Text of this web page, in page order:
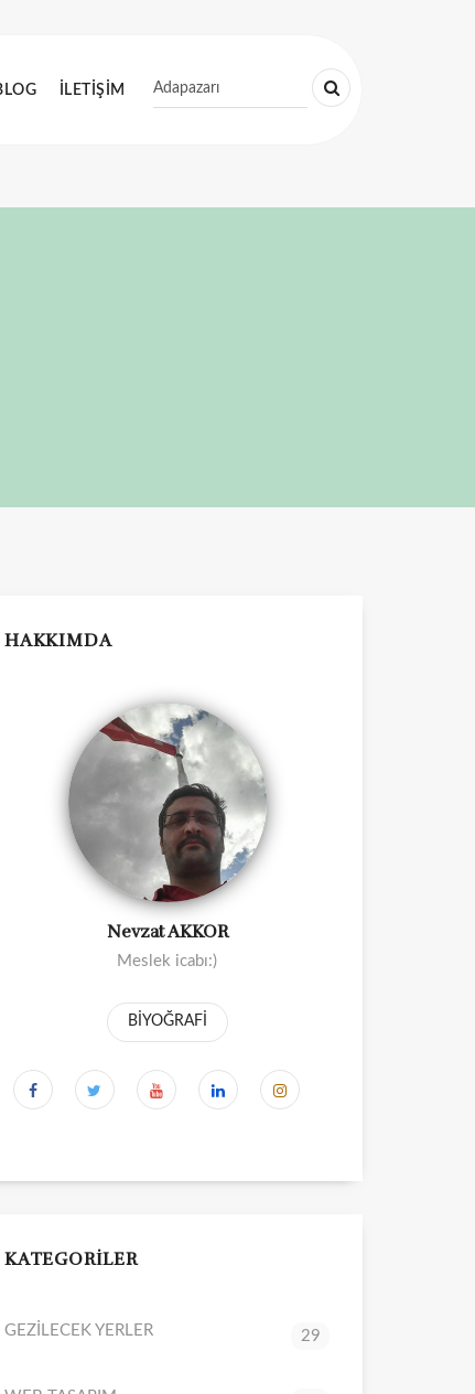
İLETİŞİM
HAKKIMDA
Nevzat AKKOR
Meslek icabı:)
BİYOĞRAFİ
KATEGORİLER
GEZİLECEK YERLER 29